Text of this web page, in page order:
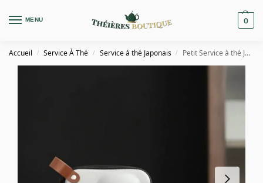
MENU 0
Accueil / Service À Thé / Service à thé Japonais / Petit Service à thé Japonais de Voyage 350ml